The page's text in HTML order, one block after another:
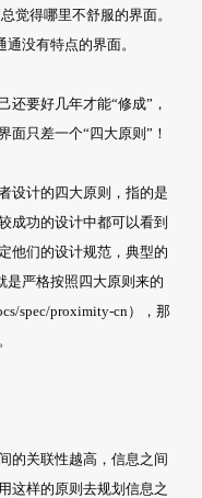
觉得哪里不舒服的界面。
没有特点的界面。
还要好几年才能“修成”，
面只差一个“四大原则”！
设计的四大原则，指的是
成功的设计中都可以看到
他们的设计规范，典型的
是严格按照四大原则来的
spec/proximity-cn），那
的关联性越高，信息之间
这样的原则去规划信息之